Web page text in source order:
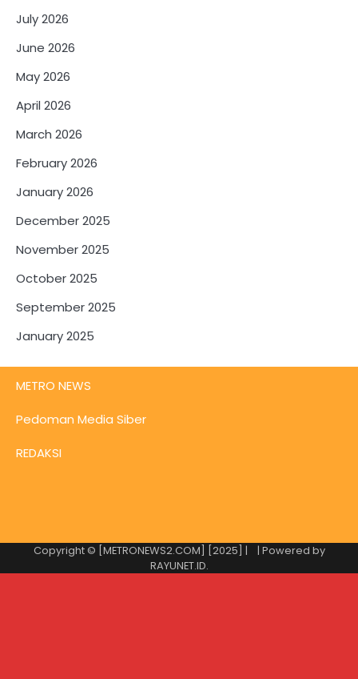
July 2026
June 2026
May 2026
April 2026
March 2026
February 2026
January 2026
December 2025
November 2025
October 2025
September 2025
January 2025
METRO NEWS
Pedoman Media Siber
REDAKSI
Copyright © [METRONEWS2.COM] [2025] |
| Powered by
RAYUNET.ID.